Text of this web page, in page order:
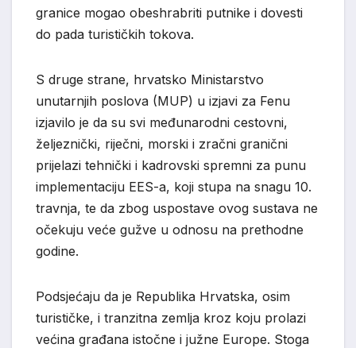
granice mogao obeshrabriti putnike i dovesti
do pada turističkih tokova.
S druge strane, hrvatsko Ministarstvo
unutarnjih poslova (MUP) u izjavi za Fenu
izjavilo je da su svi međunarodni cestovni,
željeznički, riječni, morski i zračni granični
prijelazi tehnički i kadrovski spremni za punu
implementaciju EES-a, koji stupa na snagu 10.
travnja, te da zbog uspostave ovog sustava ne
očekuju veće gužve u odnosu na prethodne
godine.
Podsjećaju da je Republika Hrvatska, osim
turističke, i tranzitna zemlja kroz koju prolazi
većina građana istočne i južne Europe. Stoga